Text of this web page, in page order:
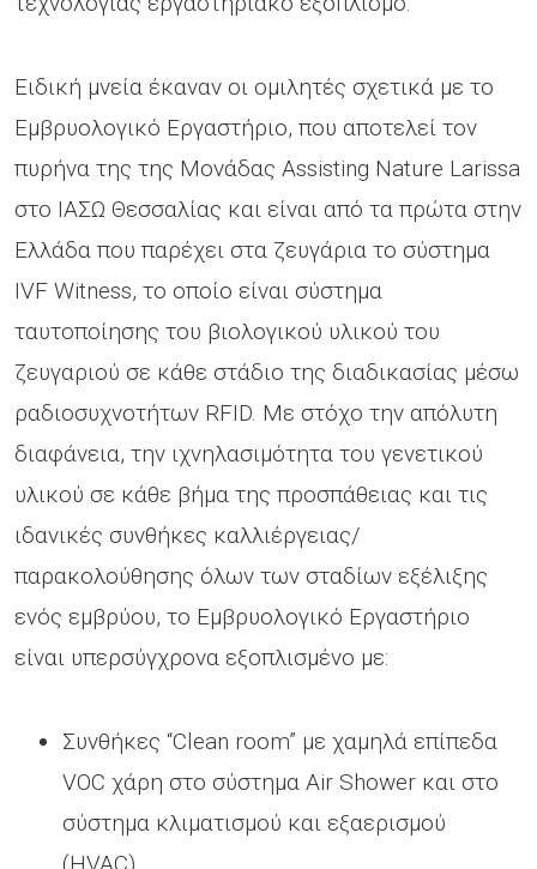
Ειδική μνεία έκαναν οι ομιλητές σχετικά με το
Εμβρυολογικό Εργαστήριο, που αποτελεί τον
πυρήνα της της Μονάδας Assisting Nature Larissa
στο ΙΑΣΩ Θεσσαλίας και είναι από τα πρώτα στην
Ελλάδα που παρέχει στα ζευγάρια το σύστημα
IVF Witness, το οποίο είναι σύστημα
ταυτοποίησης του βιολογικού υλικού του
ζευγαριού σε κάθε στάδιο της διαδικασίας μέσω
ραδιοσυχνοτήτων RFID. Με στόχο την απόλυτη
διαφάνεια, την ιχνηλασιμότητα του γενετικού
υλικού σε κάθε βήμα της προσπάθειας και τις
ιδανικές συνθήκες καλλιέργειας/
παρακολούθησης όλων των σταδίων εξέλιξης
ενός εμβρύου, το Εμβρυολογικό Εργαστήριο
είναι υπερσύγχρονα εξοπλισμένο με:
Συνθήκες “Clean room” με χαμηλά επίπεδα
VOC χάρη στο σύστημα Air Shower και στο
σύστημα κλιματισμού και εξαερισμού
(HVAC)